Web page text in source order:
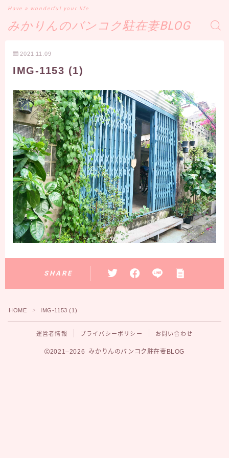
みかりんのバンコク駐在妻BLOG
Have a wonderful your life
2021.11.09
IMG-1153 (1)
SHARE
HOME ＞ IMG-1153 (1)
運営者情報 プライバシーポリシー お問い合わせ
2021–2026 みかりんのバンコク駐在妻BLOG